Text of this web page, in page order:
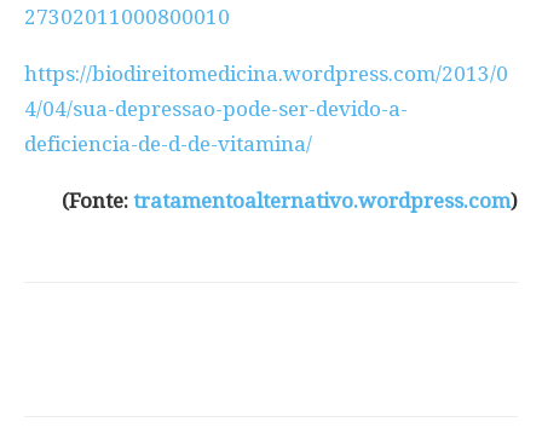
27302011000800010
https://biodireitomedicina.wordpress.com/2013/0
4/04/sua-depressao-pode-ser-devido-a-
deficiencia-de-d-de-vitamina/
(Fonte: tratamentoalternativo.wordpress.com)